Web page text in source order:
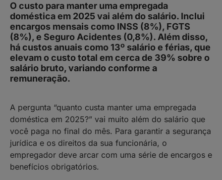
O custo para manter uma empregada
doméstica em 2025 vai além do salário. Inclui
encargos mensais como INSS (8%), FGTS
(8%), e Seguro Acidentes (0,8%). Além disso,
há custos anuais como 13º salário e férias, que
elevam o custo total em cerca de 39% sobre o
salário bruto, variando conforme a
remuneração.
A pergunta “quanto custa manter uma empregada
doméstica em 2025?” vai muito além do salário que
você paga no final do mês. Para garantir a segurança
jurídica e os direitos da sua funcionária, o
empregador deve arcar com uma série de encargos e
benefícios obrigatórios.